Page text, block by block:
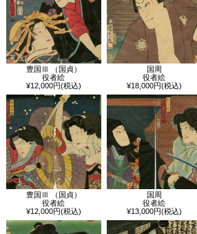
豊国Ⅲ （国貞）
役者絵
¥12,000円(税込)
国周
役者絵
¥18,000円(税込)
豊国Ⅲ （国貞）
役者絵
¥12,000円(税込)
国周
役者絵
¥13,000円(税込)